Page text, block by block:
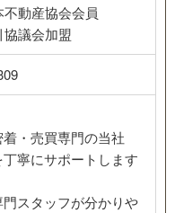
不動産協会会員
議会加盟
・売買専門の当社
寧にサポートします
スタッフが分かりや